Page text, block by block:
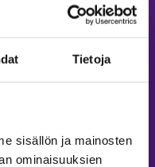
Tietoja
sisällön ja mainosten
ominaisuuksien